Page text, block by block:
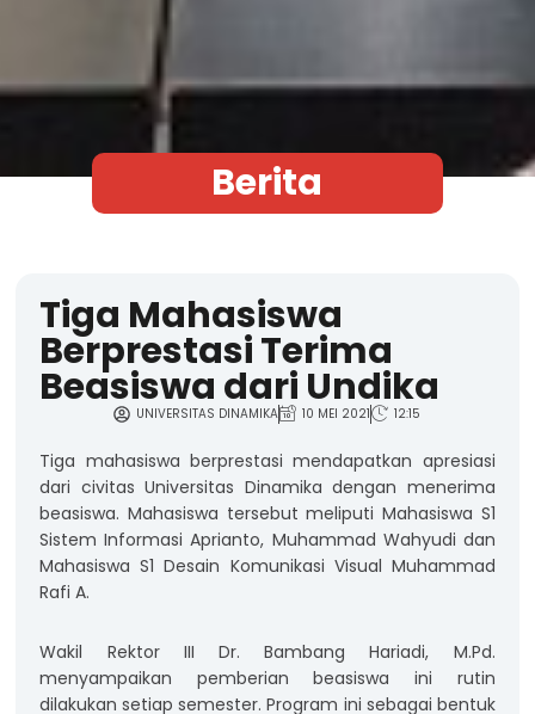
Berita
Tiga Mahasiswa
Berprestasi Terima
Beasiswa dari Undika
UNIVERSITAS DINAMIKA 10 MEI 2021 12:15
Tiga mahasiswa berprestasi mendapatkan apresiasi
dari civitas Universitas Dinamika dengan menerima
beasiswa. Mahasiswa tersebut meliputi Mahasiswa S1
Sistem Informasi Aprianto, Muhammad Wahyudi dan
Mahasiswa S1 Desain Komunikasi Visual Muhammad
Rafi A.
Wakil Rektor III Dr. Bambang Hariadi, M.Pd.
menyampaikan pemberian beasiswa ini rutin
dilakukan setiap semester. Program ini sebagai bentuk